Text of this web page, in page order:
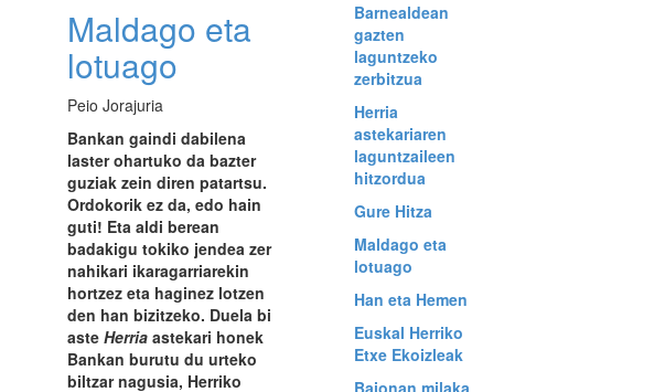
Maldago eta
lotuago
Peio Jorajuria
Bankan gaindi dabilena
laster ohartuko da bazter
guziak zein diren patartsu.
Ordokorik ez da, edo hain
guti! Eta aldi berean
badakigu tokiko jendea zer
nahikari ikaragarriarekin
hortzez eta haginez lotzen
den han bizitzeko. Duela bi
aste Herria astekari honek
Bankan burutu du urteko
biltzar nagusia, Herriko
Barnealdean
gazten
laguntzeko
zerbitzua
Herria
astekariaren
laguntzaileen
hitzordua
Gure Hitza
Maldago eta
lotuago
Han eta Hemen
Euskal Herriko
Etxe Ekoizleak